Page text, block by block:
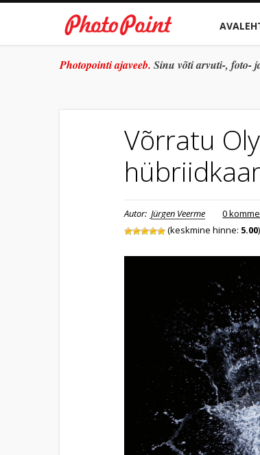
Photopointi ajaveeb. Sinu võti arvuti-, foto-
Võrratu
Autor: Jürgen Veerme
0
(keskmine hinne: 5.00)